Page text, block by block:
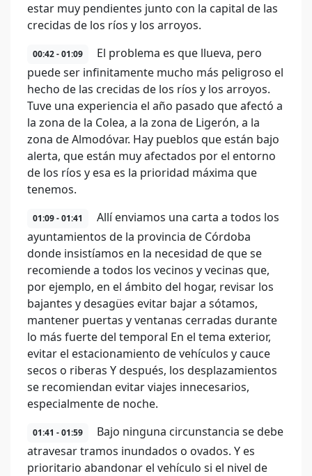
estar muy pendientes junto con la capital de las
crecidas de los ríos y los arroyos.
00:42 - 01:09
El problema es que llueva, pero
puede ser infinitamente mucho más peligroso el
hecho de las crecidas de los ríos y los arroyos.
Tuve una experiencia el año pasado que afectó a
la zona de la Colea, a la zona de Ligerón, a la
zona de Almodóvar. Hay pueblos que están bajo
alerta, que están muy afectados por el entorno
de los ríos y esa es la prioridad máxima que
tenemos.
01:09 - 01:41
Allí enviamos una carta a todos los
ayuntamientos de la provincia de Córdoba
donde insistíamos en la necesidad de que se
recomiende a todos los vecinos y vecinas que,
por ejemplo, en el ámbito del hogar, revisar los
bajantes y desagües evitar bajar a sótamos,
mantener puertas y ventanas cerradas durante
lo más fuerte del temporal En el tema exterior,
evitar el estacionamiento de vehículos y cauce
secos o riberas Y después, los desplazamientos
se recomiendan evitar viajes innecesarios,
especialmente de noche.
01:41 - 01:59
Bajo ninguna circunstancia se debe
atravesar tramos inundados o ovados. Y es
prioritario abandonar el vehículo si el nivel de